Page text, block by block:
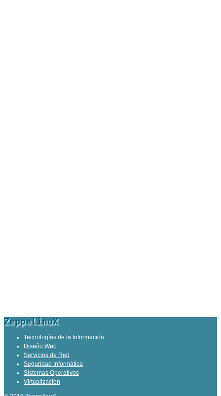
ZeppelinuX
Tecnologías de la Información
Diseño Web
Servicios de Red
Seguridad Informática
Sistemas Operativos
Virtualización